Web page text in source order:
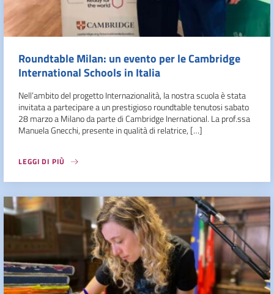
Roundtable Milan: un evento per le Cambridge
International Schools in Italia
Nell’ambito del progetto Internazionalità, la nostra scuola è stata
invitata a partecipare a un prestigioso roundtable tenutosi sabato
28 marzo a Milano da parte di Cambridge Inernational. La prof.ssa
Manuela Gnecchi, presente in qualità di relatrice, […]
LEGGI DI PIÙ